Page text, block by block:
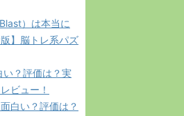
）は本当に
】脳トレ系パズ
い？評価は？実
ビュー！
白い？評価は？